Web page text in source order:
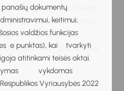
dokumentų
keitimui;
valdžios funkcijas
e punktas), kai tvarkyti
atitinkami teisės aktai.
vykdomas
Vyriausybės 2022
negali išspręsti viena
nuolatinis švietimo,
nevyriausybinių
tėvų ir pačių vaikų
internetas“